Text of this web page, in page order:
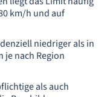
km/h und auf
niedriger als in
je nach Region
als auch